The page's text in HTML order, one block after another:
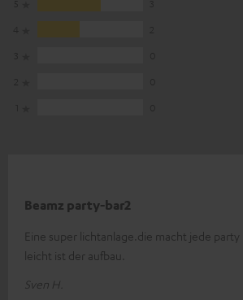
Beamz party-bar2
Eine super lichtanlage.die macht jede
leicht ist der aufbau.
Sven H.